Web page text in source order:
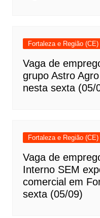
Fortaleza e Região (CE)
Vaga de
grupo Astro
nesta sexta (05/
Fortaleza e Região (CE)
Vaga de
Interno SEM
comercial em
sexta (05/09)